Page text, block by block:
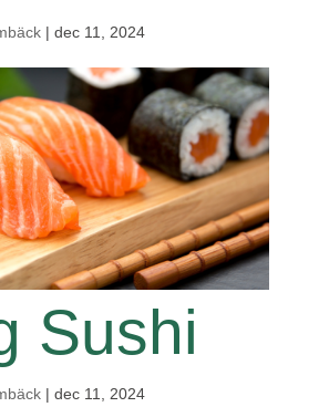
| dec 11, 2024
Sushi
| dec 11, 2024